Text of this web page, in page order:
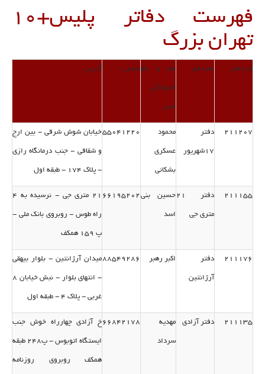
فهرست دفاتر پلیس+10
تهران بزرگ
كد دفتر نام دفتر نام و نام
خانوادگی
مدیر
تماس 1 آدرس
211207 دفتر
17شهریور
محمود
عسكری
بشكانی
55041220خیابان شوش شرقی - بین ارج
و شقاقی - جنب درمانگاه رازی
- پلاك 174 - طبقه اول
211155 دفتر 21
متری جی
حسین بنی
اسد
66195202 21 متری جی - نرسیده به 4
راه طوس - روبروی بانك ملی -
پ 159 همكف
211176 دفتر
آرژانتین
اكبر رهبر 88549286میدان آرژانتین - بلوار بیهقی
- انتهای بلوار - نبش خیابان 8
غربی - پلاك 4 - طبقه اول
211135 دفتر آزادی مهدیه
سرداد
66842178خ آزادی چهارراه خوش جنب
ایستگاه اتوبوس - پ248 طبقه
همكف روبروی روزنامه